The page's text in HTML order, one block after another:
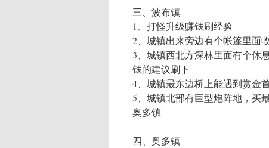
三、波布镇
1、打怪升级赚钱刷经验
2、城镇出来旁边有个帐篷里面
3、城镇西北方深林里面有个休
钱的建议刷下
4、城镇最东边桥上能遇到赏金
5、城镇北部有巨型炮阵地，买
奥多镇
四、奥多镇